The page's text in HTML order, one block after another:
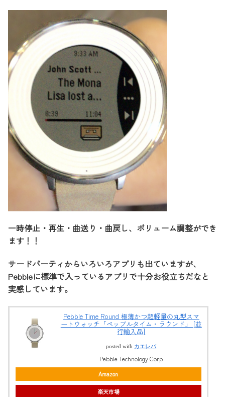
一時停止・再生・曲送り・曲戻し、ボリューム調整ができ
ます！！
サードパーティからいろいろアプリも出ていますが、
Pebbleに標準で入っているアプリで十分お役立ちだなと
実感しています。
Pebble Time Round 極薄かつ超軽量の丸型スマ
ートウォッチ「ペッブルタイム・ラウンド」 [並
行輸入品]
posted with カエレバ
Pebble Technology Corp
Amazon
楽天市場